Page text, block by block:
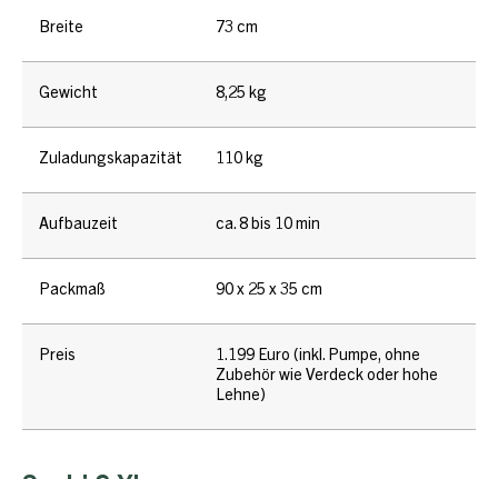
Breite 73 cm
Gewicht 8,25 kg
Zuladungskapazität 110 kg
Aufbauzeit ca. 8 bis 10 min
Packmaß 90 x 25 x 35 cm
Preis
1.199 Euro (inkl. Pumpe, ohne
Zubehör wie Verdeck oder hohe
Lehne)